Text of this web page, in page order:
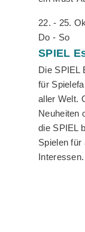
22. - 25.
Do - So
SPIEL
Die SPIEL
für
aller Welt.
Neuheiten
die SPIEL
Spielen für
Interessen.